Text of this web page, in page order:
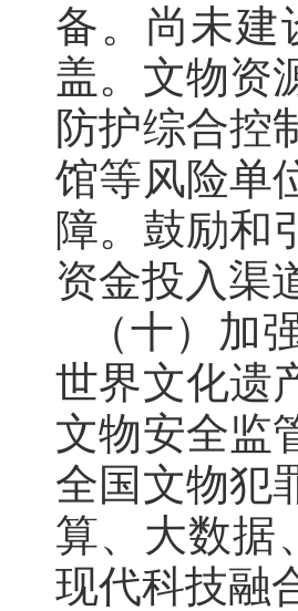
备。 尚未建
盖。 文物资
防护综合控
馆等风险单
障。 鼓励和
资金投入渠
（十）加
世界文化遗
文物安全监
全国文物犯
算、大数据、
现代科技融